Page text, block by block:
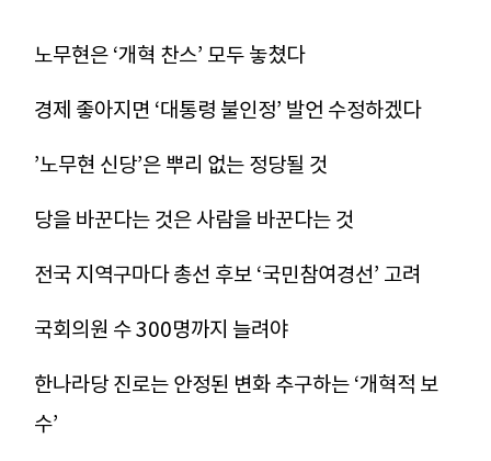
노무현은 ‘개혁 찬스’ 모두 놓쳤다
경제 좋아지면 ‘대통령 불인정’ 발언 수정하겠다
’노무현 신당’은 뿌리 없는 정당될 것
당을 바꾼다는 것은 사람을 바꾼다는 것
전국 지역구마다 총선 후보 ‘국민참여경선’ 고려
국회의원 수 300명까지 늘려야
한나라당 진로는 안정된 변화 추구하는 ‘개혁적 보
수’